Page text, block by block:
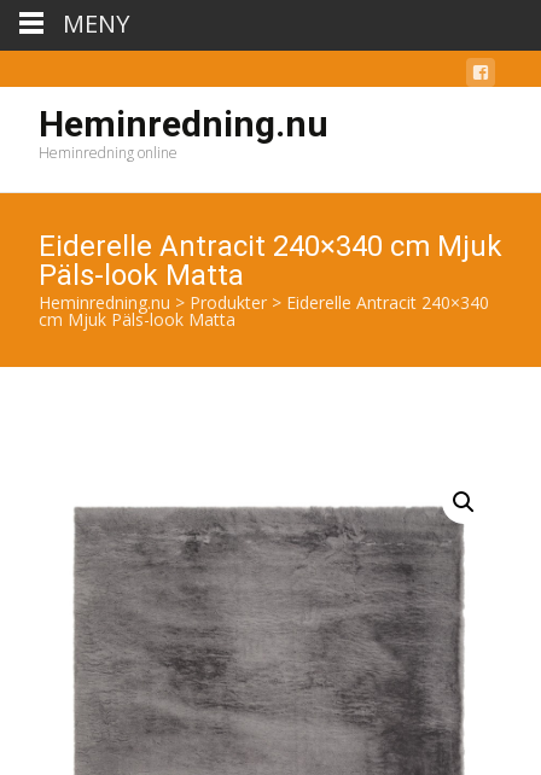
Heminredning.nu
Heminredning online
Eiderelle Antracit 240×340 cm Mjuk
Päls-look Matta
Heminredning.nu > Produkter > Eiderelle Antracit 240×340
cm Mjuk Päls-look Matta
MENY